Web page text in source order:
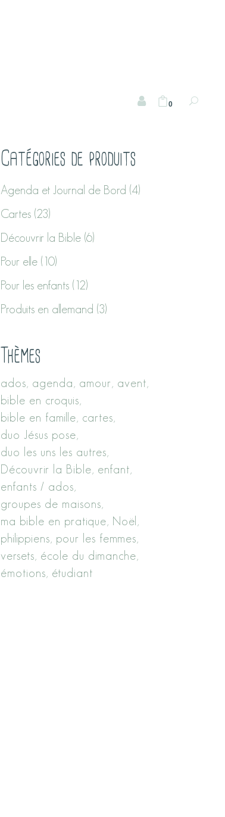
0
Catégories de produits
Agenda et Journal de Bord (4)
Cartes (23)
Découvrir la Bible (6)
Pour elle (10)
Pour les enfants (12)
Produits en allemand (3)
Thèmes
ados agenda amour avent
bible en croquis
bible en famille cartes
duo Jésus pose
duo les uns les autres
Découvrir la Bible enfant
enfants / ados
groupes de maisons
ma bible en pratique Noël
philippiens pour les femmes
versets école du dimanche
émotions étudiant